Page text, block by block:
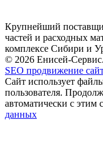
Крупнейший
частей и расходных
комплексе Сибири и
© 2026 Енисей-
SEO продвижение
Сайт использует
пользователя.
автоматически с этим
данных